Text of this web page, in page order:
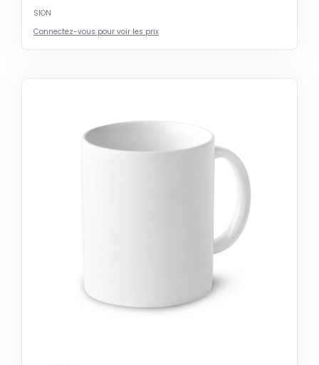
SION
Connectez-vous pour voir les prix